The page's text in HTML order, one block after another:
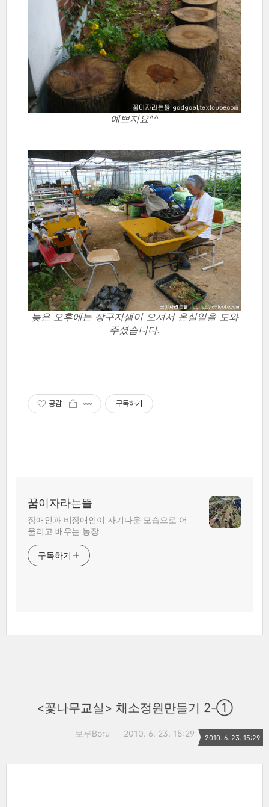
예쁘지요^^
늦은 오후에는 장구지샘이 오셔서 온실일을 도와
주셨습니다.
공감 구독하기
꿈이자라는뜰
장애인과 비장애인이 자기다운 모습으로 어
울리고 배우는 농장
구독하기
<꽃나무교실> 채소정원만들기 2-①
보루Boru 2010. 6. 23. 15:29 2010. 6. 23. 15:29